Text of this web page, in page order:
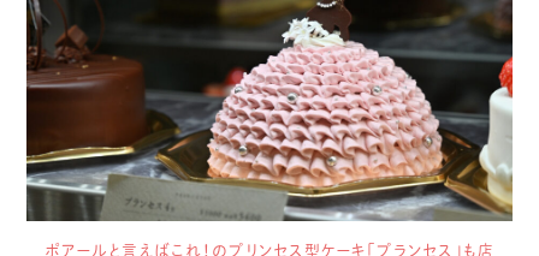
ポアールと言えばこれ！のプリンセス型ケーキ「プランセス」も店